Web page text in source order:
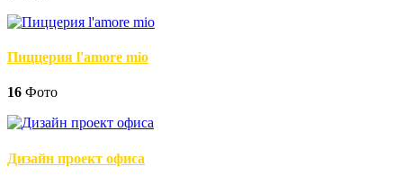
Пиццерия l'amore mio
16 Фото
Дизайн проект офиса